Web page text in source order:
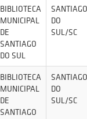
BIBLIOTECA
MUNICIPAL
DE
SANTIAGO
DO SUL
SANTIAGO
DO
SUL/SC
BIBLIOTECA
MUNICIPAL
DE
SANTIAGO
SANTIAGO
DO
SUL/SC